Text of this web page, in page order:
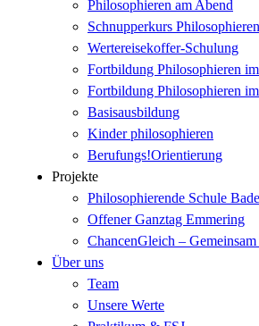
Philosophieren am Abend
Schnupperkurs
Wertereisekoffer-Schulung
Fortbildung Philosophieren
Fortbildung Philosophieren
Basisausbildung
Kinder philosophieren
Berufungs!Orientierung
Projekte
Philosophierende Schule
Offener Ganztag Emmering
ChancenGleich –
Über uns
Team
Unsere Werte